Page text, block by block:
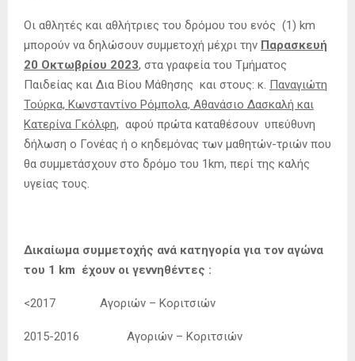
Οι αθλητές και αθλήτριες του δρόμου του ενός (1) km
μπορούν να δηλώσουν συμμετοχή μέχρι την Παρασκευή
20 Οκτωβρίου 2023, στα γραφεία του Τμήματος
Παιδείας και Δια Βίου Μάθησης και στους: κ. Παναγιώτη
Τούρκα, Κωνσταντίνο Ρόμπολα, Αθανάσιο Δασκαλή και
Κατερίνα Γκόλφη, αφού πρώτα καταθέσουν υπεύθυνη
δήλωση ο Γονέας ή ο κηδεμόνας των μαθητών-τριών που
θα συμμετάσχουν στο δρόμο του 1km, περί της καλής
υγείας τους.
Δικαίωμα συμμετοχής ανά κατηγορία για τον αγώνα
του 1 km έχουν οι γεννηθέντες :
<2017 Αγοριών – Κοριτσιών
2015-2016 Αγοριών – Κοριτσιών